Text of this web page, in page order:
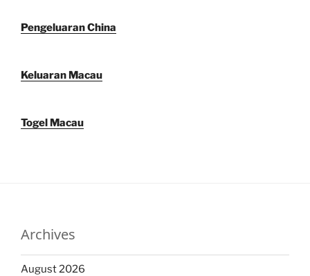
Pengeluaran China
Keluaran Macau
Togel Macau
Archives
August 2026